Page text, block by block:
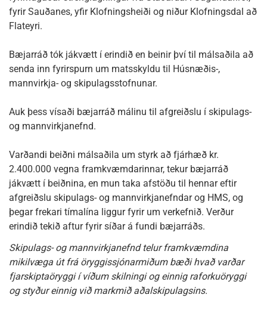
fyrir Sauðanes, yfir Klofningsheiði og niður Klofningsdal að
Flateyri.
Bæjarráð tók jákvætt í erindið en beinir því til málsaðila að
senda inn fyrirspurn um matsskyldu til Húsnæðis-,
mannvirkja- og skipulagsstofnunar.
Auk þess vísaði bæjarráð málinu til afgreiðslu í skipulags-
og mannvirkjanefnd.
Varðandi beiðni málsaðila um styrk að fjárhæð kr.
2.400.000 vegna framkvæmdarinnar, tekur bæjarráð
jákvætt í beiðnina, en mun taka afstöðu til hennar eftir
afgreiðslu skipulags- og mannvirkjanefndar og HMS, og
þegar frekari tímalína liggur fyrir um verkefnið. Verður
erindið tekið aftur fyrir síðar á fundi bæjarráðs.
Skipulags- og mannvirkjanefnd telur framkvæmdina
mikilvæga út frá öryggissjónarmiðum bæði hvað varðar
fjarskiptaöryggi í víðum skilningi og einnig raforkuöryggi
og styður einnig við markmið aðalskipulagsins.